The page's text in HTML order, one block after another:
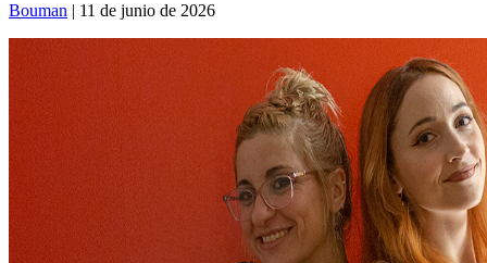
Bouman | 11 de junio de 2026